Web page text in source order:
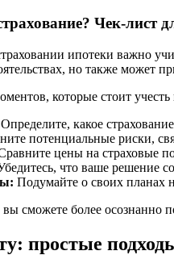
Чек-лист
ипотеки важно
но также может
которые стоит
Определите, какое
потенциальные риски,
цены на страховые
что ваше решение
Подумайте о своих планах
сможете более осознанно
простые